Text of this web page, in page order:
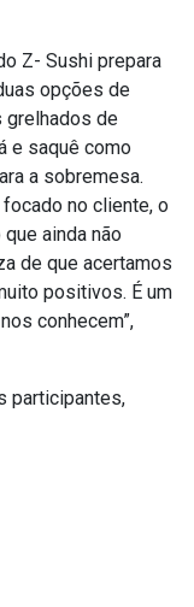
Z- Sushi prepara
opções de
grelhados de
e saquê como
a sobremesa.
no cliente, o
ainda não
de que acertamos
positivos. É um
conhecem”,
participantes,